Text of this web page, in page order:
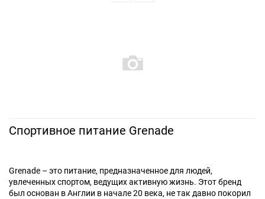
Спортивное питание Grenade
Grenade – это питание, предназначенное для людей,
увлеченных спортом, ведущих активную жизнь. Этот бренд
был основан в Англии в начале 20 века, не так давно покорил